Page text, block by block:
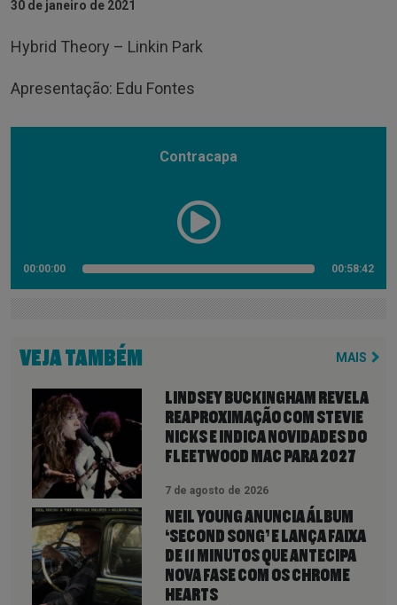
30 de janeiro de 2021
Hybrid Theory – Linkin Park
Apresentação: Edu Fontes
Contracapa
00:00:00 00:58:42
VEJA TAMBÉM MAIS
LINDSEY BUCKINGHAM REVELA
REAPROXIMAÇÃO COM STEVIE
NICKS E INDICA NOVIDADES DO
FLEETWOOD MAC PARA 2027
7 de agosto de 2026
NEIL YOUNG ANUNCIA ÁLBUM
‘SECOND SONG’ E LANÇA FAIXA
DE 11 MINUTOS QUE ANTECIPA
NOVA FASE COM OS CHROME
HEARTS